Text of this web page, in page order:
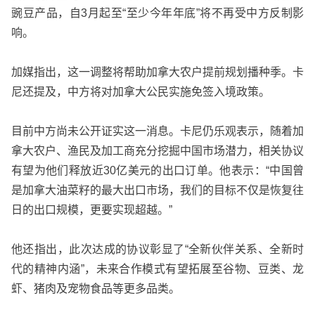
豌豆产品，自3月起至“至少今年年底”将不再受中方反制影
响。
加媒指出，这一调整将帮助加拿大农户提前规划播种季。卡
尼还提及，中方将对加拿大公民实施免签入境政策。
目前中方尚未公开证实这一消息。卡尼仍乐观表示，随着加
拿大农户、渔民及加工商充分挖掘中国市场潜力，相关协议
有望为他们释放近30亿美元的出口订单。他表示：“中国曾
是加拿大油菜籽的最大出口市场，我们的目标不仅是恢复往
日的出口规模，更要实现超越。”
他还指出，此次达成的协议彰显了“全新伙伴关系、全新时
代的精神内涵”，未来合作模式有望拓展至谷物、豆类、龙
虾、猪肉及宠物食品等更多品类。